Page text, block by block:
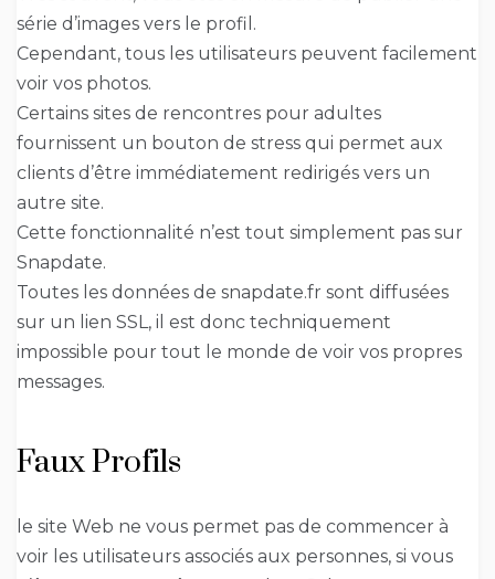
série d’images vers le profil.
Cependant, tous les utilisateurs peuvent facilement
voir vos photos.
Certains sites de rencontres pour adultes
fournissent un bouton de stress qui permet aux
clients d’être immédiatement redirigés vers un
autre site.
Cette fonctionnalité n’est tout simplement pas sur
Snapdate.
Toutes les données de snapdate.fr sont diffusées
sur un lien SSL, il est donc techniquement
impossible pour tout le monde de voir vos propres
messages.
Faux Profils
le site Web ne vous permet pas de commencer à
voir les utilisateurs associés aux personnes, si vous